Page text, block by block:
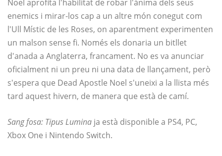
Noel aprofita l'habilitat de robar l'ànima dels seus
enemics i mirar-los cap a un altre món conegut com
l'Ull Místic de les Roses, on aparentment experimenten
un malson sense fi. Només els donaria un bitllet
d'anada a Anglaterra, francament. No es va anunciar
oficialment ni un preu ni una data de llançament, però
s'espera que Dead Apostle Noel s'uneixi a la llista més
tard aquest hivern, de manera que està de camí.
Sang fosa: Tipus Lumina ja està disponible a PS4, PC,
Xbox One i Nintendo Switch.